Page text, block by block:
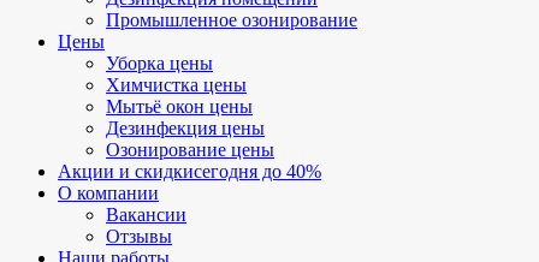
Промышленное озонирование
Цены
Уборка цены
Химчистка цены
Мытьё окон цены
Дезинфекция цены
Озонирование цены
Акции и скидкисегодня до 40%
О компании
Вакансии
Отзывы
Наши работы